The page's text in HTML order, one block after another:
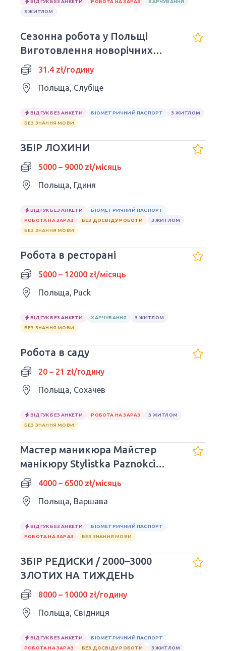
ВІДГУК БЕЗ АНКЕТИ РОБОТА НА ЗАРАЗ
ХАРЧУВАННЯ
З ЖИТЛОМ
Сезонна робота у Польщі
Виготовлення новорічних
декорацій
31.4 zł/годину
Польща, Слубіце
ВІДГУК БЕЗ АНКЕТИ БІОМЕТРИЧНИЙ ПАСПОРТ
З ЖИТЛОМ
БЕЗ ЗНАННЯ МОВИ
ЗБІР ЛОХИНИ
5000 – 9000 zł/місяць
Польща, Гдиня
ВІДГУК БЕЗ АНКЕТИ
БІОМЕТРИЧНИЙ ПАСПОРТ
РОБОТА НА ЗАРАЗ
БЕЗ ДОСВІДУ РОБОТИ
З ЖИТЛОМ
БЕЗ ЗНАННЯ МОВИ
Робота в ресторані
5000 – 12000 zł/місяць
Польща, Puck
ВІДГУК БЕЗ АНКЕТИ ХАРЧУВАННЯ
З ЖИТЛОМ
БЕЗ ЗНАННЯ МОВИ
Робота в саду
20 – 21 zł/годину
Польща, Сохачев
ВІДГУК БЕЗ АНКЕТИ РОБОТА НА ЗАРАЗ
З ЖИТЛОМ
БЕЗ ЗНАННЯ МОВИ
Мастер маникюра Майстер
манікюру Stylistka Paznokci
Warszawa
4000 – 6500 zł/місяць
Польща, Варшава
ВІДГУК БЕЗ АНКЕТИ
БІОМЕТРИЧНИЙ ПАСПОРТ
РОБОТА НА ЗАРАЗ
БЕЗ ЗНАННЯ МОВИ
ЗБІР РЕДИСКИ / 2000–3000
ЗЛОТИХ НА ТИЖДЕНЬ
8000 – 10000 zł/годину
Польща, Свідниця
ВІДГУК БЕЗ АНКЕТИ
БІОМЕТРИЧНИЙ ПАСПОРТ
РОБОТА НА ЗАРАЗ
БЕЗ ДОСВІДУ РОБОТИ
З ЖИТЛОМ